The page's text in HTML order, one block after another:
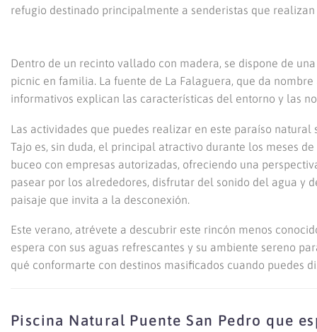
refugio destinado principalmente a senderistas que
Dentro de un recinto vallado con madera, se dispone de
picnic en familia. La fuente de La Falaguera, que da
informativos explican las características del entorno y las
Las actividades que puedes realizar en este paraíso
Tajo es, sin duda, el principal atractivo durante los meses
buceo con empresas autorizadas, ofreciendo una
pasear por los alrededores, disfrutar del sonido del agua y
paisaje que invita a la desconexión.
Este verano, atrévete a descubrir este rincón menos
espera con sus aguas refrescantes y su ambiente sereno
qué conformarte con destinos masificados cuando puedes
Piscina Natural Puente San Pedro que